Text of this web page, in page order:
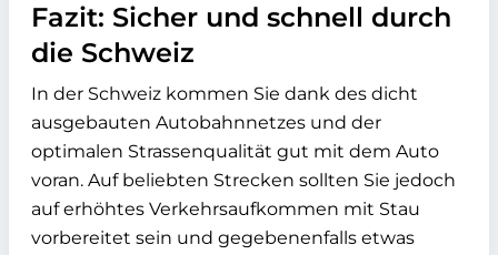
Fazit: Sicher und schnell durch
die Schweiz
In der Schweiz kommen Sie dank des dicht
ausgebauten Autobahnnetzes und der
optimalen Strassenqualität gut mit dem Auto
voran. Auf beliebten Strecken sollten Sie jedoch
auf erhöhtes Verkehrsaufkommen mit Stau
vorbereitet sein und gegebenenfalls etwas